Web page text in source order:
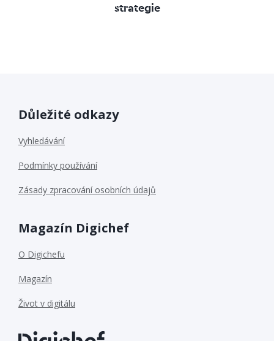
strategie
Důležité odkazy
Vyhledávání
Podmínky používání
Zásady zpracování osobních údajů
Magazín Digichef
O Digichefu
Magazín
Život v digitálu